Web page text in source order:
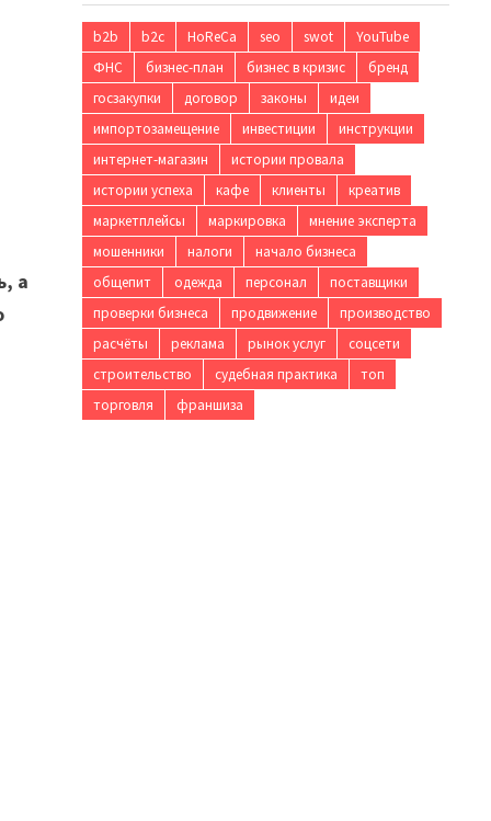
а
b2b b2c HoReCa seo swot
YouTube
ФНС
бизнес-план бизнес в кризис
бренд
госзакупки
договор законы
идеи
импортозамещение
инвестиции
инструкции
интернет-магазин
истории провала
истории успеха
кафе клиенты
креатив
маркетплейсы
маркировка
мнение эксперта
мошенники
налоги
начало бизнеса
общепит
одежда персонал
поставщики
проверки бизнеса
продвижение
производство
расчёты
реклама рынок услуг
соцсети
строительство
судебная практика
топ
торговля
франшиза